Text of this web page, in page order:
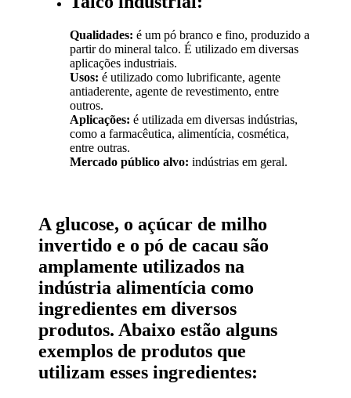
Qualidades: é um pó branco e fino, produzido a
partir do mineral talco. É utilizado em diversas
aplicações industriais.
Usos: é utilizado como lubrificante, agente
antiaderente, agente de revestimento, entre
outros.
Aplicações: é utilizada em diversas indústrias,
como a farmacêutica, alimentícia, cosmética,
entre outras.
Mercado público alvo: indústrias em geral.
A glucose, o açúcar de milho
invertido e o pó de cacau são
amplamente utilizados na
indústria alimentícia como
ingredientes em diversos
produtos. Abaixo estão alguns
exemplos de produtos que
utilizam esses ingredientes: